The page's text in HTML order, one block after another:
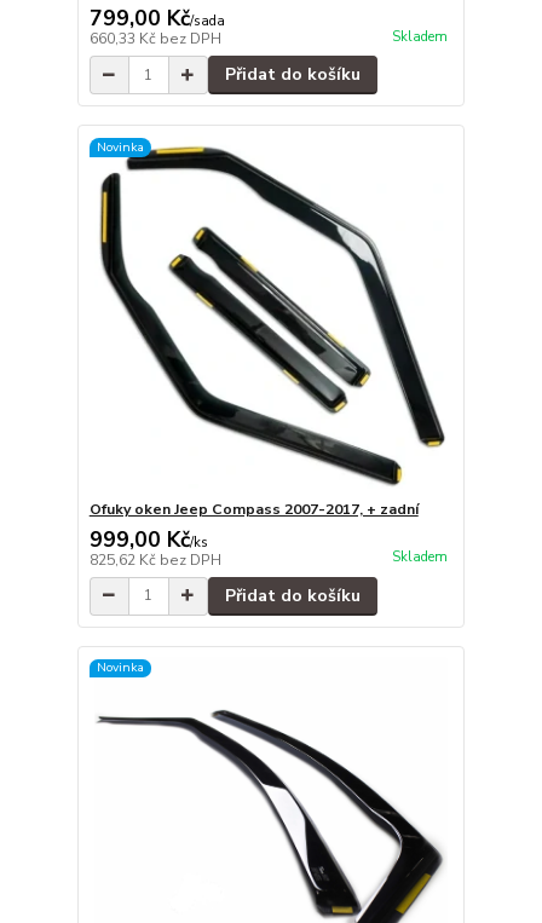
799,00 Kč/sada
660,33 Kč bez DPH Skladem
Přidat do košíku
Novinka
Ofuky oken Jeep Compass 2007-2017, + zadní
999,00 Kč/ks
825,62 Kč bez DPH Skladem
Přidat do košíku
Novinka